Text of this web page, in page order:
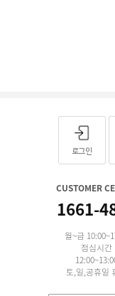
로그인
CUSTOMER
1661-
월~금
점심시간
토,일,공휴일